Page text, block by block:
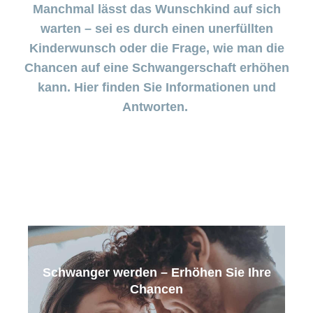
Pränataldiagnostik
Wenn das
Stimmungstief
anhält
Babyblues:
Was tun?
Unterstützung
für Mutter und
Kind
Stillen
Manchmal lässt das Wunschkind auf sich
warten – sei es durch einen unerfüllten
Kinderwunsch oder die Frage, wie man die
Chancen auf eine Schwangerschaft erhöhen
kann. Hier finden Sie Informationen und
Antworten.
Schwanger werden – Erhöhen Sie Ihre
Chancen